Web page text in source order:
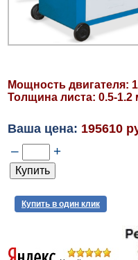
Мощность двигателя:
Толщина листа: 0.5-1.2
Ваша цена: 195610
– +
Купить в один клик